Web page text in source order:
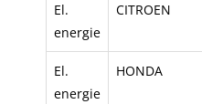
El.
energie
CITROEN
El.
energie
HONDA